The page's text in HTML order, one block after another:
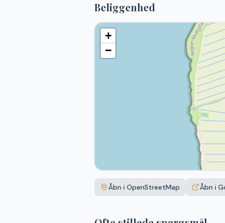
Beliggenhed
+
−
Åbn i OpenStreetMap Åbn i